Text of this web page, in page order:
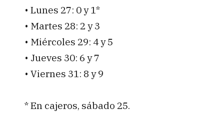
• Lunes 27: 0 y 1*
• Martes 28: 2 y 3
• Miércoles 29: 4 y 5
• Jueves 30: 6 y 7
• Viernes 31: 8 y 9
* En cajeros, sábado 25.